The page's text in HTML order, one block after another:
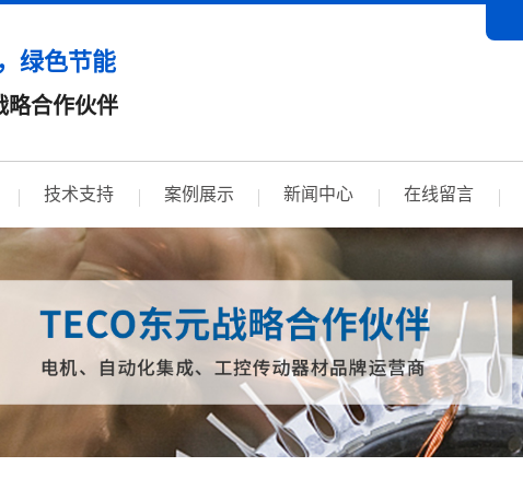
绿色节能
略合作伙伴
技术支持 案例展示 新闻中心 在线留言